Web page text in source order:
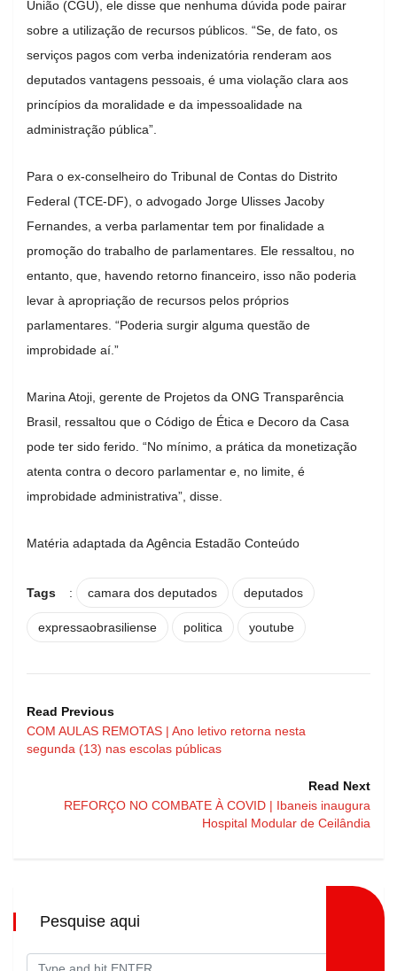
União (CGU), ele disse que nenhuma dúvida pode pairar
sobre a utilização de recursos públicos. “Se, de fato, os
serviços pagos com verba indenizatória renderam aos
deputados vantagens pessoais, é uma violação clara aos
princípios da moralidade e da impessoalidade na
administração pública”.
Para o ex-conselheiro do Tribunal de Contas do Distrito
Federal (TCE-DF), o advogado Jorge Ulisses Jacoby
Fernandes, a verba parlamentar tem por finalidade a
promoção do trabalho de parlamentares. Ele ressaltou, no
entanto, que, havendo retorno financeiro, isso não poderia
levar à apropriação de recursos pelos próprios
parlamentares. “Poderia surgir alguma questão de
improbidade aí.”
Marina Atoji, gerente de Projetos da ONG Transparência
Brasil, ressaltou que o Código de Ética e Decoro da Casa
pode ter sido ferido. “No mínimo, a prática da monetização
atenta contra o decoro parlamentar e, no limite, é
improbidade administrativa”, disse.
Matéria adaptada da Agência Estadão Conteúdo
Tags : camara dos deputados deputados
expressaobrasiliense politica youtube
Read Previous
COM AULAS REMOTAS | Ano letivo retorna nesta
segunda (13) nas escolas públicas
Read Next
REFORÇO NO COMBATE À COVID | Ibaneis inaugura
Hospital Modular de Ceilândia
Pesquise aqui